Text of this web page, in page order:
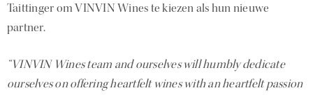
Taittinger om VINVIN Wines te kiezen als hun nieuwe
partner.
“VINVIN Wines team and ourselves will humbly dedicate
ourselves on offering heartfelt wines with an heartfelt passion